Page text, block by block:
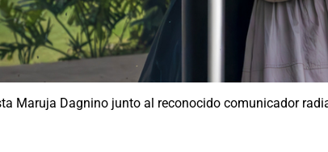
Maruja Dagnino junto al reconocido comunicador